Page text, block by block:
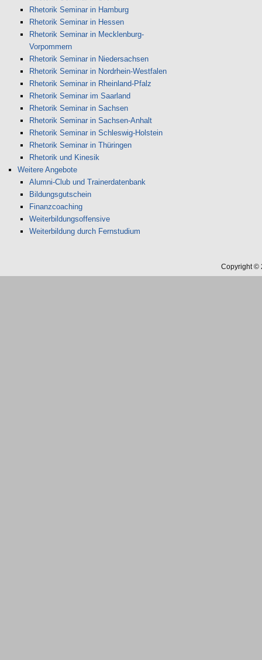
Rhetorik Seminar in Hamburg
Rhetorik Seminar in Hessen
Rhetorik Seminar in Mecklenburg-
Vorpommern
Rhetorik Seminar in Niedersachsen
Rhetorik Seminar in Nordrhein-Westfalen
Rhetorik Seminar in Rheinland-Pfalz
Rhetorik Seminar im Saarland
Rhetorik Seminar in Sachsen
Rhetorik Seminar in Sachsen-Anhalt
Rhetorik Seminar in Schleswig-Holstein
Rhetorik Seminar in Thüringen
Rhetorik und Kinesik
Weitere Angebote
Alumni-Club und Trainerdatenbank
Bildungsgutschein
Finanzcoaching
Weiterbildungsoffensive
Weiterbildung durch Fernstudium
Copyright ©